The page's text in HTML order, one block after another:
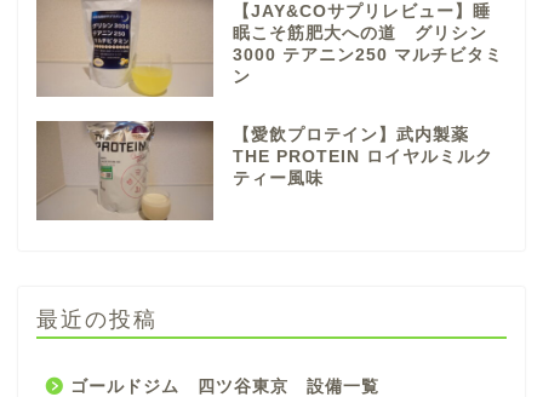
【JAY&COサプリレビュー】睡
眠こそ筋肥大への道 グリシン
3000 テアニン250 マルチビタミ
ン
【愛飲プロテイン】武内製薬
THE PROTEIN ロイヤルミルク
ティー風味
最近の投稿
ゴールドジム 四ツ谷東京 設備一覧